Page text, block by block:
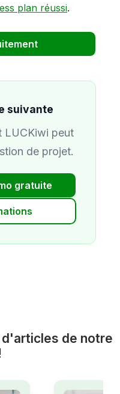
plan réussi.
suivante
LUCKiwi peut
de projet.
gratuite
de notre